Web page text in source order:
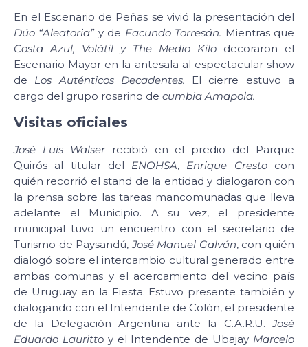
En el Escenario de Peñas se vivió la presentación del
Dúo “Aleatoria”y de Facundo Torresán. Mientras que
Costa Azul, Volátil y The Medio Kilo decoraron el
Escenario Mayor en la antesala al espectacular show
de Los Auténticos Decadentes. El cierre estuvo a
cargo del grupo rosarino de cumbia Amapola.
Visitas oficiales
José Luis Walser recibió en el predio del Parque
Quirós al titular del ENOHSA, Enrique Crestocon
quién recorrió el stand de la entidad y dialogaron con
la prensa sobre las tareas mancomunadas que lleva
adelante el Municipio. A su vez, el presidente
municipal tuvo un encuentro con el secretario de
Turismo de Paysandú,José Manuel Galván, con quién
dialogó sobre el intercambio cultural generado entre
ambas comunas y el acercamiento del vecino país
de Uruguay en la Fiesta. Estuvo presente también y
dialogando con el Intendente de Colón, el presidente
de la Delegación Argentina ante la C.A.R.U.José
Eduardo Laurittoy el Intendente de Ubajay Marcelo